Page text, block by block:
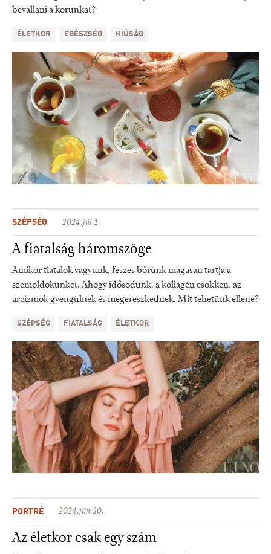
bevallani a korunkat?
ÉLETKOR EGÉSZSÉG HIÚSÁG
SZÉPSÉG 2024.júl.1.
A fiatalság háromszöge
Amikor fiatalok vagyunk, feszes bőrünk magasan tartja a
szemöldökünket. Ahogy idősödünk, a kollagén csökken, az
arcizmok gyengülnek és megereszkednek. Mit tehetünk ellene?
SZÉPSÉG FIATALSÁG ÉLETKOR
PORTRÉ 2024.jún.30.
Az életkor csak egy szám